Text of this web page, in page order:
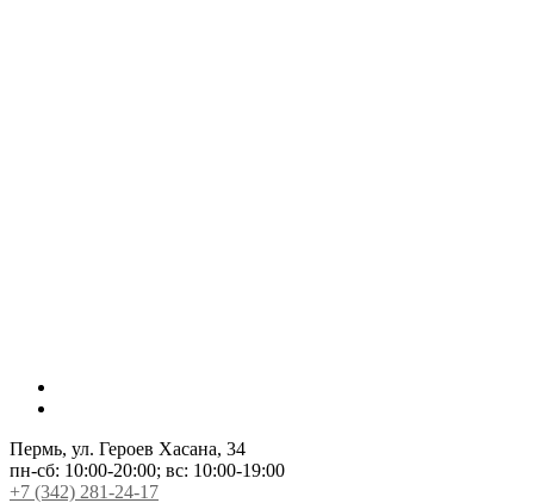
Пермь, ул. Героев Хасана, 34
пн-сб: 10:00-20:00; вс: 10:00-19:00
+7 (342) 281-24-17